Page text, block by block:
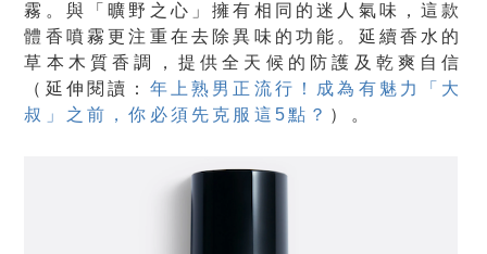
霧。與「曠野之心」擁有相同的迷人氣味，這款
體香噴霧更注重在去除異味的功能。延續香水的
草本木質香調，提供全天候的防護及乾爽自信
（延伸閱讀： 年上熟男正流行！成為有魅力「大
叔」之前，你必須先克服這5點？ ）。